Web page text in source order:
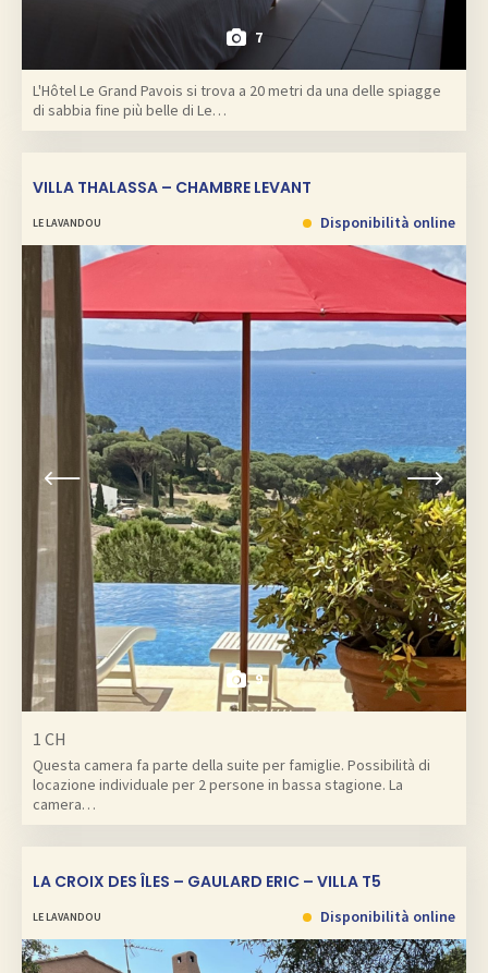
7
L'Hôtel Le Grand Pavois si trova a 20 metri da una delle spiagge
di sabbia fine più belle di Le…
VILLA THALASSA – CHAMBRE LEVANT
LE LAVANDOU
9
Disponibilità online
1 CH
Questa camera fa parte della suite per famiglie. Possibilità di
locazione individuale per 2 persone in bassa stagione. La
camera…
LA CROIX DES ÎLES – GAULARD ERIC – VILLA T5
LE LAVANDOU Disponibilità online